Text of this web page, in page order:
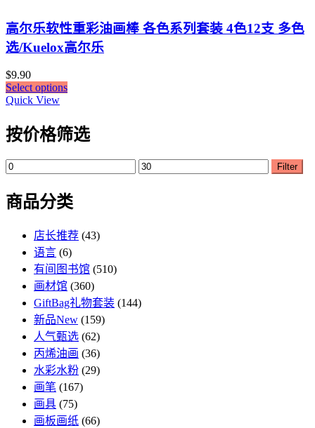
高尔乐软性重彩油画棒 各色系列套装 4色12支 多色
选/Kuelox高尔乐
$9.90
Select options
Quick View
按价格筛选
Filter
商品分类
店长推荐 (43)
语言 (6)
有间图书馆 (510)
画材馆 (360)
GiftBag礼物套装 (144)
新品New (159)
人气甄选 (62)
丙烯油画 (36)
水彩水粉 (29)
画笔 (167)
画具 (75)
画板画纸 (66)